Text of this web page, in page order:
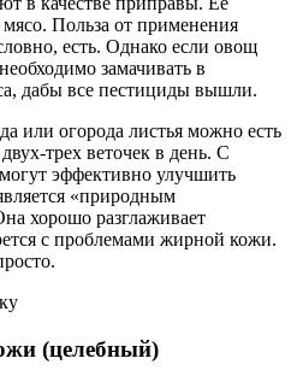
Польза от применения
есть. Однако если овощ
замачивать в
дабы все пестициды вышли.
или огорода листья можно есть
трех веточек в день. С
эффективно улучшить
«природным
хорошо разглаживает
с проблемами жирной кожи.
(целебный)